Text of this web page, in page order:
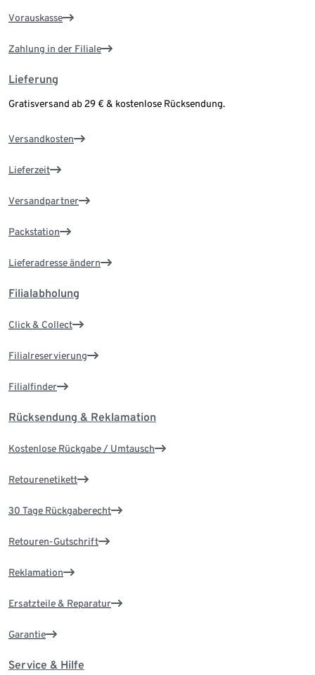
Vorauskasse
Zahlung in der Filiale
Lieferung
Gratisversand ab 29 € & kostenlose Rücksendung.
Versandkosten
Lieferzeit
Versandpartner
Packstation
Lieferadresse ändern
Filialabholung
Click & Collect
Filialreservierung
Filialfinder
Rücksendung & Reklamation
Kostenlose Rückgabe / Umtausch
Retourenetikett
30 Tage Rückgaberecht
Retouren-Gutschrift
Reklamation
Ersatzteile & Reparatur
Garantie
Service & Hilfe